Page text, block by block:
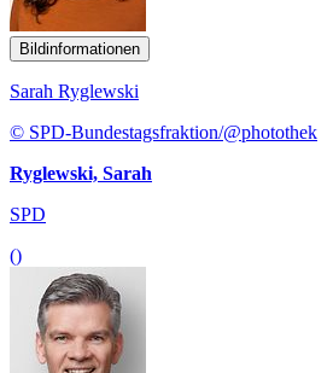
Bildinformationen
Sarah Ryglewski
© SPD-Bundestagsfraktion/@photothek
Ryglewski, Sarah
SPD
()